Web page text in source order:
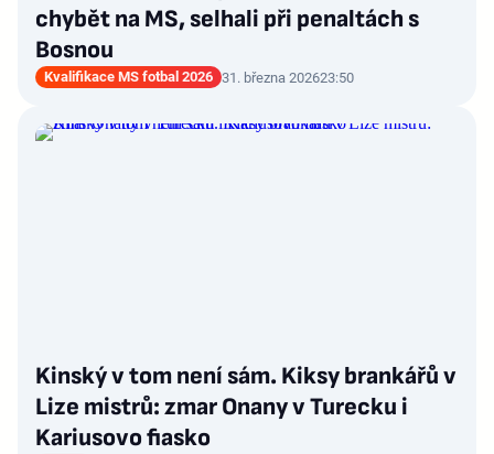
chybět na MS, selhali při penaltách s
Bosnou
Kvalifikace MS fotbal 2026 31. března 202623:50
Kinský v tom není sám. Kiksy brankářů v
Lize mistrů: zmar Onany v Turecku i
Kariusovo fiasko